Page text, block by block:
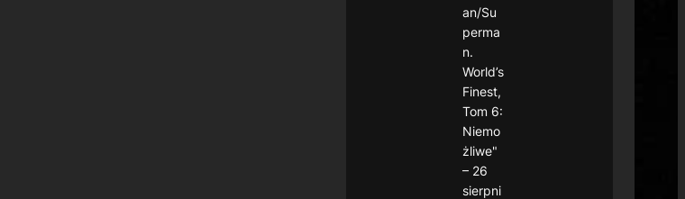
an/Su
perma
n.
World’s
Finest,
Tom 6:
Niemo
żliwe"
– 26
sierpni